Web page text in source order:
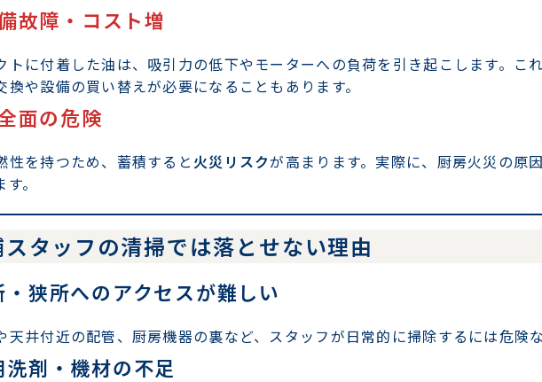
故障・コスト増
トに付着した油は、吸引力の低下やモーターへの負荷を引き起こします。こ
換や設備の買い替えが必要になることもあります。
面の危険
性を持つため、蓄積すると 火災リスクが高まります。実際に、厨房火災の原
。
タッフの清掃では落とせない理由
狭所へのアクセスが難しい
天井付近の配管、厨房機器の裏など、スタッフが日常的に掃除するには危険な
剤・機材の不足